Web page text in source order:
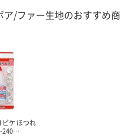
/ファー生地のおすすめ商
ピケ ほつれ
240…